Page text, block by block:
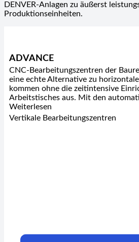
DENVER-Anlagen zu äußerst
Produktionseinheiten.
ADVANCE
CNC-Bearbeitungszentren der
eine echte Alternative zu
kommen ohne die zeitintensive
Arbeitstisches aus. Mit den
Weiterlesen
Vertikale Bearbeitungszentren